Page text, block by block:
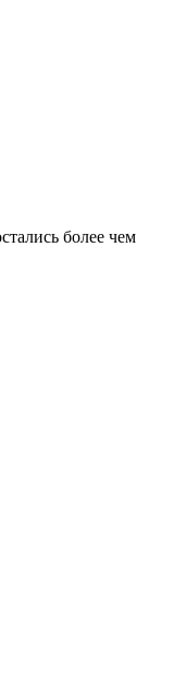
более чем